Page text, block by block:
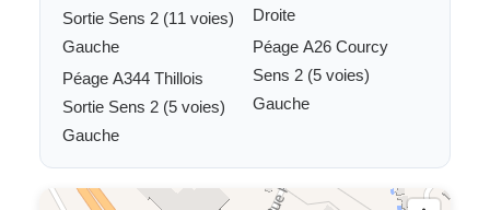
Sortie Sens 2 (11 voies)
Gauche
Péage A344 Thillois
Sortie Sens 2 (5 voies)
Gauche
Droite
Péage A26 Courcy
Sens 2 (5 voies)
Gauche